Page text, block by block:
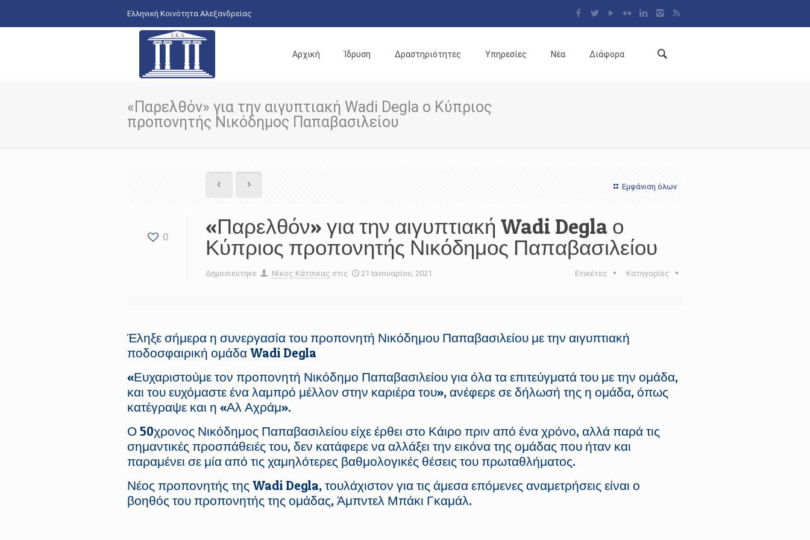
Ελληνική Κοινότητα Αλεξανδρείας
Αρχική Ίδρυση Δραστηριότητες Υπηρεσίες Νέα Διάφορα
«Παρελθόν» για την αιγυπτιακή Wadi Degla ο Κύπριος
προπονητής Νικόδημος Παπαβασιλείου
Εμφάνιση όλων
0
«Παρελθόν» για την αιγυπτιακή Wadi Degla ο
Κύπριος προπονητής Νικόδημος Παπαβασιλείου
Δημοσιεύτηκε Νίκος Κάτσικας στις 21 Ιανουαρίου, 2021 Κατηγορίες
Ετικέτες
Έληξε σήμερα η συνεργασία του προπονητή Νικόδημου Παπαβασιλείου με την αιγυπτιακή
ποδοσφαιρική ομάδα Wadi Degla
«Ευχαριστούμε τον προπονητή Νικόδημο Παπαβασιλείου για όλα τα επιτεύγματά του με την ομάδα,
και του ευχόμαστε ένα λαμπρό μέλλον στην καριέρα του», ανέφερε σε δήλωσή της η ομάδα, όπως
κατέγραψε και η «Αλ Αχράμ».
Ο 50χρονος Νικόδημος Παπαβασιλείου είχε έρθει στο Κάιρο πριν από ένα χρόνο, αλλά παρά τις
σημαντικές προσπάθειές του, δεν κατάφερε να αλλάξει την εικόνα της ομάδας που ήταν και
παραμένει σε μία από τις χαμηλότερες βαθμολογικές θέσεις του πρωταθλήματος.
Νέος προπονητής της Wadi Degla, τουλάχιστον για τις άμεσα επόμενες αναμετρήσεις είναι ο
βοηθός του προπονητής της ομάδας, Άμπντελ Μπάκι Γκαμάλ.